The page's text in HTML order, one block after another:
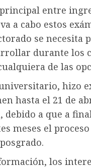
entre
a cabo estos
se necesita
durante los
de las
hizo
hasta el 21 de
a que a
meses el
los